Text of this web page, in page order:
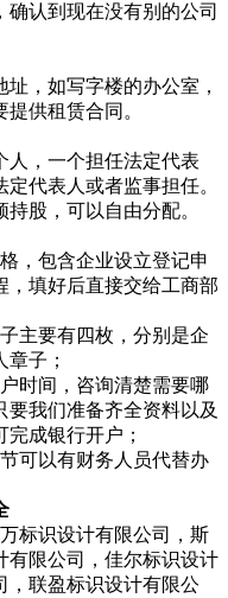
认到现在没有别的公司
，如写字楼的办公室，
供租赁合同。​
人，一个担任法定代表
代表人或者监事担任。
股，可以自由分配。
，包含企业设立登记申
，填好后直接交给工商部
主要有四枚，分别是企
子；
时间，咨询清楚需要哪
我们准备齐全资料以及
成银行开户；
可以有财务人员代替办
标识设计有限公司，斯
有限公司，佳尔标识设计
，联盈标识设计有限公